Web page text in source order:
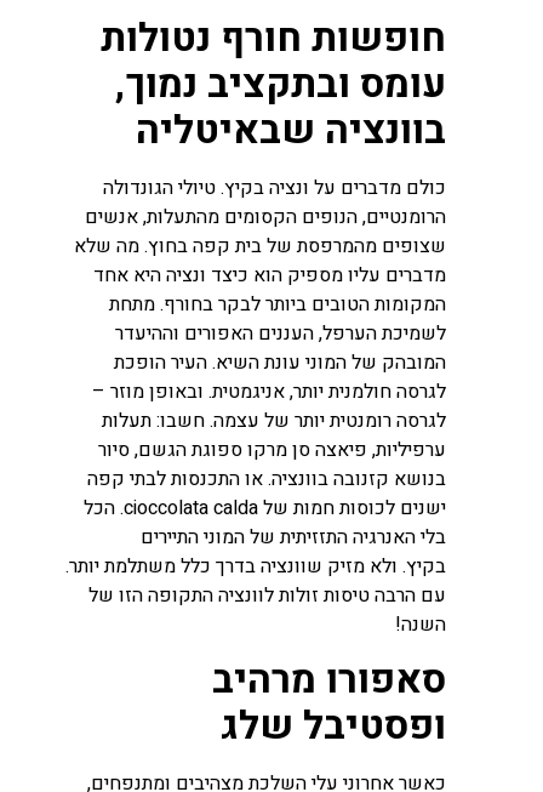
חופשות חורף נטולות
עומס ובתקציב נמוך,
בוונציה שבאיטליה
כולם מדברים על ונציה בקיץ. טיולי הגונדולה
הרומנטיים, הנופים הקסומים מהתעלות, אנשים
שצופים מהמרפסת של בית קפה בחוץ. מה שלא
מדברים עליו מספיק הוא כיצד ונציה היא אחד
המקומות הטובים ביותר לבקר בחורף. מתחת
לשמיכת הערפל, העננים האפורים וההיעדר
המובהק של המוני עונת השיא. העיר הופכת
לגרסה חולמנית יותר, אניגמטית. ובאופן מוזר –
לגרסה רומנטית יותר של עצמה. חשבו: תעלות
ערפיליות, פיאצה סן מרקו ספוגת הגשם, סיור
בנושא קזנובה בוונציה. או התכנסות לבתי קפה
ישנים לכוסות חמות של cioccolata calda. הכל
בלי האנרגיה התזזיתית של המוני התיירים
בקיץ. ולא מזיק שוונציה בדרך כלל משתלמת יותר.
עם הרבה טיסות זולות לוונציה התקופה הזו של
השנה!
סאפורו מרהיב
ופסטיבל שלג
כאשר אחרוני עלי השלכת מצהיבים ומתנפחים,